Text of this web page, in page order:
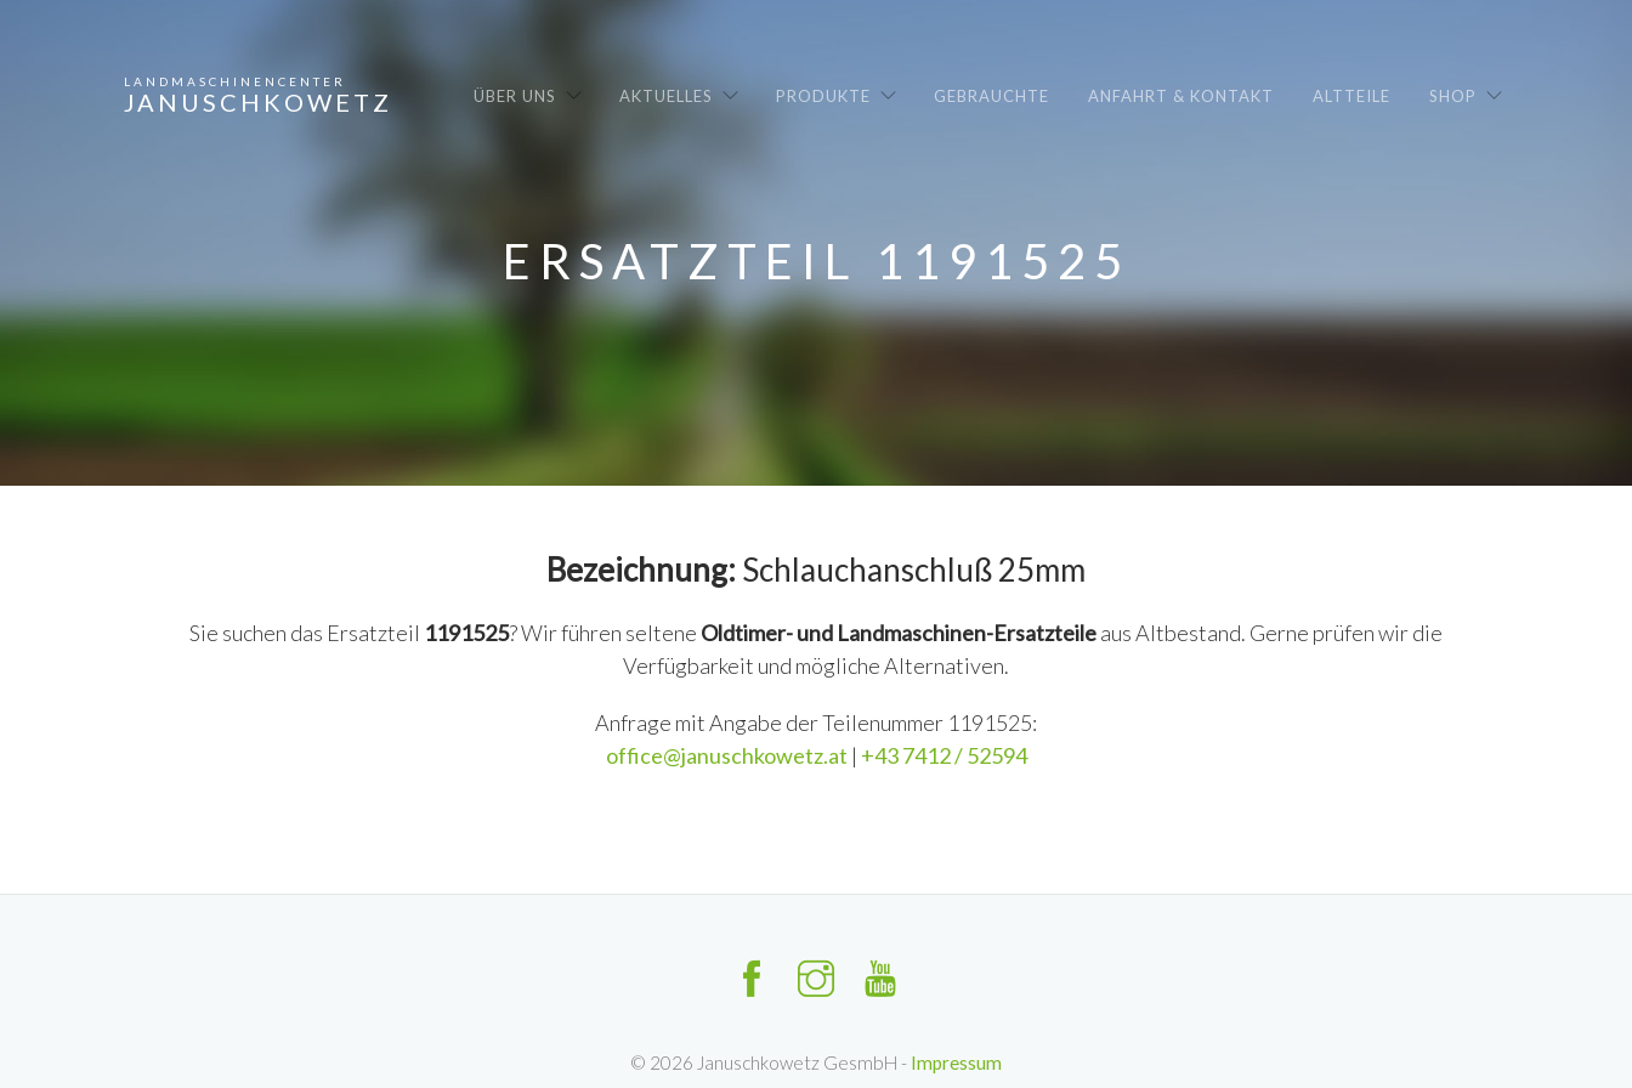
LANDMASCHINENCENTER
JANUSCHKOWETZ ÜBER UNS AKTUELLES PRODUKTE GEBRAUCHTE ANFAHRT & KONTAKT ALTTEILE SHOP
ERSATZTEIL 1191525
Bezeichnung: Schlauchanschluß 25mm
Sie suchen das Ersatzteil 1191525? Wir führen seltene Oldtimer- und Landmaschinen-Ersatzteileaus Altbestand. Gerne prüfen wir die
Verfügbarkeit und mögliche Alternativen.
Anfrage mit Angabe der Teilenummer 1191525:
office@januschkowetz.at | +43 7412 / 52594
© 2026 Januschkowetz GesmbH - Impressum